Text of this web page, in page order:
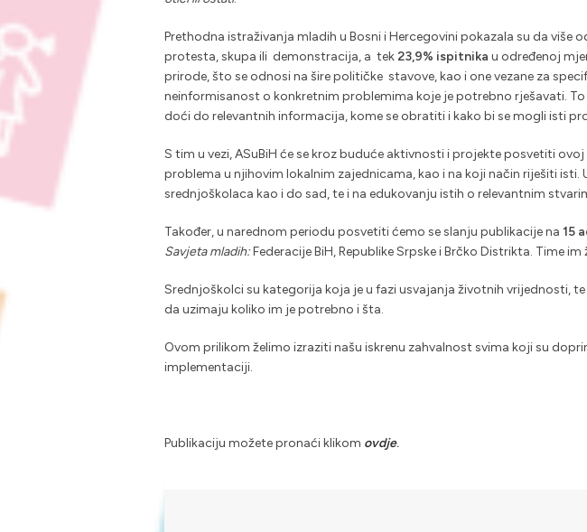
Prethodna istraživanja mladih u Bosni i Hercegovini pokazala su da
protesta, skupa ili demonstracija, a tek23,9% ispitnika u određenoj
prirode, što se odnosi na šire političke stavove, kao i one vezane za
neinformisanost o konkretnim problemima koje je potrebno rješavati.
doći do relevantnih informacija, kome se obratiti i kako bi se mogli isti
S tim u vezi, ASuBiH će se kroz buduće aktivnosti i projekte posvetiti
problema u njihovim lokalnim zajednicama, kao i na koji način riješiti
srednjoškolaca kao i do sad, te i na edukovanju istih o relevantnim
Također, u narednom periodu posvetiti ćemo se slanju publikacije na 15
Savjeta mladih:Federacije BiH, Republike Srpske i Brčko Distrikta. Time
Srednjoškolci su kategorija koja je u fazi usvajanja životnih vrijednosti,
da uzimaju koliko im je potrebno i šta.
Ovom prilikom želimo izraziti našu iskrenu zahvalnost svima koji su
implementaciji.
Publikaciju možete pronaći klikom ovdje.